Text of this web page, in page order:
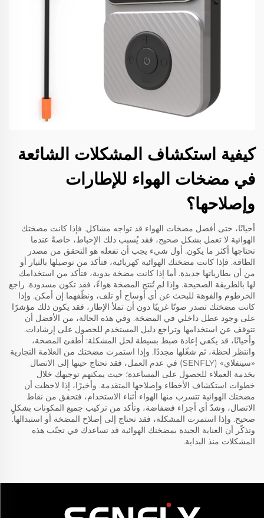
كيفية استكشاف المشكلات الشائعة
في مضخات الهواء للإطارات
وإصلاحها؟
أحيانًا، حتى أفضل مضخات الهواء قد تواجه مشاكل. فإذا كانت مضختك
الهوائية لا تعمل بشكل صحيح، فقد يُسبب ذلك الإحباط، خاصةً عندما
تحتاجها أكثر ما يكون. أول شيء يجب أن تفعله هو التحقق من مصدر
الطاقة. فإذا كانت مضختك الهوائية كهربائية، فتأكد من توصيلها بالتيار أو
من أن بطارياتها جديدة. أما إذا كانت مضخة يدوية، فتأكد من استخدامك
لها بالطريقة الصحيحة. وإذا لم تُنتج المضخة هواءً، فقد تكون مسدودة. راجع
الخرطوم والفوهة للبحث عن أي أوساخ أو تلف، ونظّفهما إن أمكن. وإذا
كانت مضختك تصدر صوتًا غريبًا دون أن تملأ الإطار، فقد يكون ذلك مؤشرًا
على وجود عطل داخلي في المضخة. وفي هذه الحالة، من الأفضل أن
تتوقف عن استخدامها وتراجع دليل المستخدم للحصول على إرشادات.
وأحيانًا، قد يكفي إعادة ضبط بسيطة لحل المشكلة: أطفئ المضخة،
وانتظر لحظة، ثم شغّلها مجددًا. وإذا استمرت مضختك من العلامة التجارية
«سينفلاي» (SENFLY) في عدم العمل، فقد تحتاج حينها إلى الاتصال
بخدمة العملاء للحصول على المساعدة؛ حيث يمكنهم توجيهك خلال
خطوات استكشاف الأخطاء وإصلاحها المتقدمة. وأخيرًا، إذا لاحظت أن
مضختك الهوائية تتسرب منها الهواء أثناء الاستخدام، فتحقق من نقاط
الاتصال، وشدّ أي أجزاء فضفاضة، وتأكد من تركيب جميع المكونات بشكلٍ
صحيح. وإذا استمرت المشكلة، فقد تحتاج إلى إصلاح المضخة أو استبدالها.
وتذكّر أن العناية الجيدة بمضختك الهوائية قد تساعدك في تجنّب هذه
المشكلات منذ البداية.